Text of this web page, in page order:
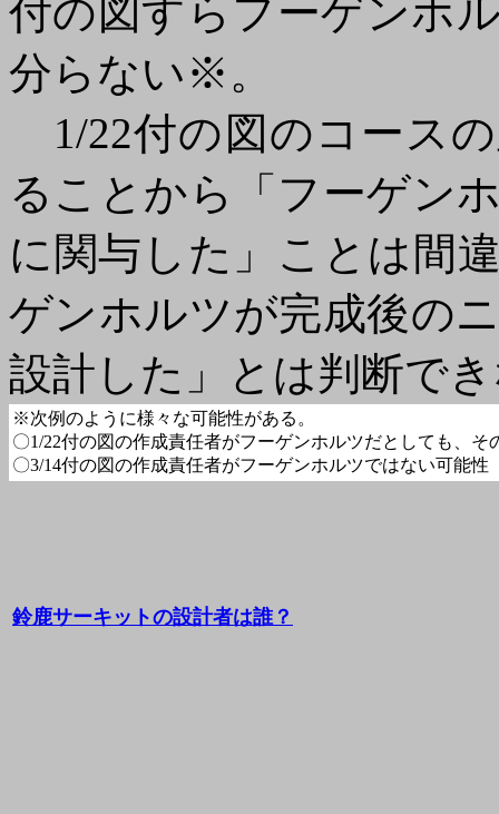
付の図すらフーゲンホ
分らない※。
1/22付の図のコース
ることから「フーゲン
に関与した」ことは間
ゲンホルツが完成後の
設計した」とは判断で
※次例のように様々な可能性がある。
〇1/22付の図の作成責任者がフーゲンホルツだとしても、
〇3/14付の図の作成責任者がフーゲンホルツではない可能性
鈴鹿サーキットの設計者は誰？